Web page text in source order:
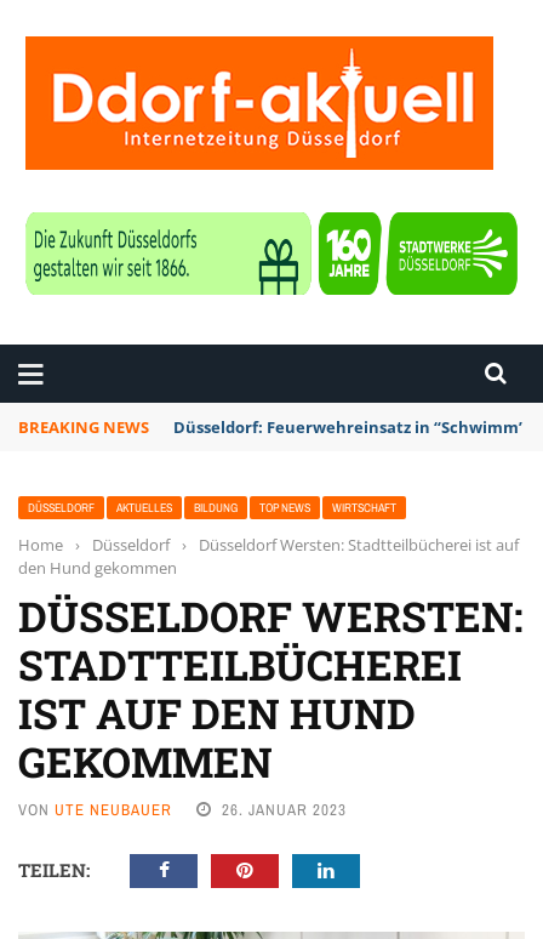
BREAKING NEWS Düsseldorf: Punk-Bahn-Fahrt mit Dosenbier
DÜSSELDORF AKTUELLES BILDUNG TOP NEWS WIRTSCHAFT
Home › Düsseldorf ›
Düsseldorf Wersten: Stadtteilbücherei ist auf
den Hund gekommen
DÜSSELDORF WERSTEN:
STADTTEILBÜCHEREI
IST AUF DEN HUND
GEKOMMEN
VON UTE NEUBAUER 26. JANUAR 2023
TEILEN: